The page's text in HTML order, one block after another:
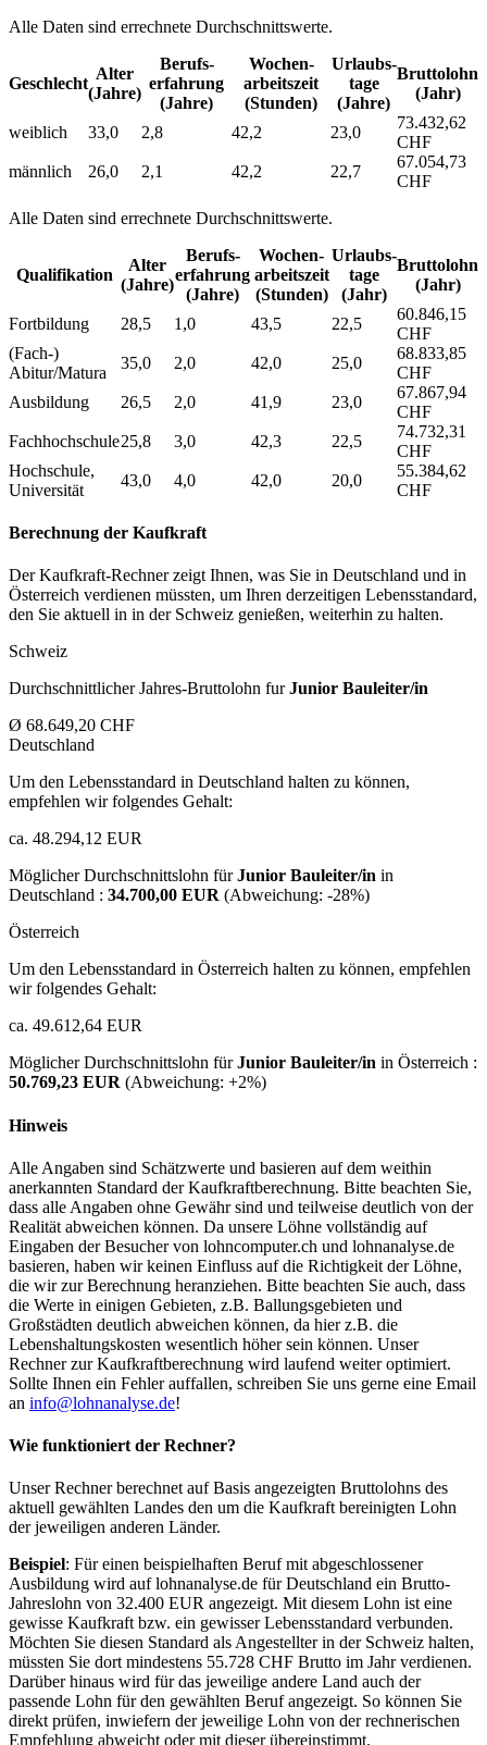
Alle Daten sind errechnete Durchschnittswerte.
Geschlecht
Alter
(Jahre)
Berufs­
erfahrung
(Jahre)
Wochen­
arbeitszeit
(Stunden)
Urlaubs­
tage
(Jahre)
Bruttolohn
(Jahr)
weiblich 33,0 2,8 42,2 23,0
73.432,62
CHF
männlich
26,0 2,1 42,2 22,7
67.054,73
CHF
Alle Daten sind errechnete Durchschnittswerte.
Qualifikation
Alter
(Jahre)
Berufs­
erfahrung
(Jahre)
Wochen­
arbeitszeit
(Stunden)
Urlaubs­
tage
(Jahr)
Bruttolohn
(Jahr)
Fortbildung 28,5 1,0 43,5 22,5
60.846,15
CHF
(Fach-)
Abitur/Matura
35,0 2,0 42,0 25,0
68.833,85
CHF
Ausbildung
26,5 2,0 41,9 23,0
67.867,94
CHF
Fachhochschule25,8 3,0 42,3 22,5
74.732,31
CHF
Hochschule,
Universität
43,0 4,0 42,0 20,0
55.384,62
CHF
Berechnung der Kaufkraft
Der Kaufkraft-Rechner zeigt Ihnen, was Sie in Deutschland und in
Österreich verdienen müssten, um Ihren derzeitigen Lebensstandard,
den Sie aktuell in in der Schweiz genießen, weiterhin zu halten.
Schweiz
Durchschnittlicher Jahres-Bruttolohn furJunior Bauleiter/in
Ø 68.649,20 CHF
Deutschland
Um den Lebensstandard in Deutschland halten zu können,
empfehlen wir folgendes Gehalt:
ca. 48.294,12 EUR
Möglicher Durchschnittslohn fürJunior Bauleiter/in in
Deutschland : 34.700,00 EUR (Abweichung: -28%)
Österreich
Um den Lebensstandard in Österreich halten zu können, empfehlen
wir folgendes Gehalt:
ca. 49.612,64 EUR
Möglicher Durchschnittslohn fürJunior Bauleiter/in in Österreich :
50.769,23 EUR (Abweichung: +2%)
Hinweis
Alle Angaben sind Schätzwerte und basieren auf dem weithin
anerkannten Standard der Kaufkraftberechnung. Bitte beachten Sie,
dass alle Angaben ohne Gewähr sind und teilweise deutlich von der
Realität abweichen können. Da unsere Löhne vollständig auf
Eingaben der Besucher von lohncomputer.ch und lohnanalyse.de
basieren, haben wir keinen Einfluss auf die Richtigkeit der Löhne,
die wir zur Berechnung heranziehen. Bitte beachten Sie auch, dass
die Werte in einigen Gebieten, z.B. Ballungsgebieten und
Großstädten deutlich abweichen können, da hier z.B. die
Lebenshaltungskosten wesentlich höher sein können. Unser
Rechner zur Kaufkraftberechnung wird laufend weiter optimiert.
Sollte Ihnen ein Fehler auffallen, schreiben Sie uns gerne eine Email
an info@lohnanalyse.de!
Wie funktioniert der Rechner?
Unser Rechner berechnet auf Basis angezeigten Bruttolohns des
aktuell gewählten Landes den um die Kaufkraft bereinigten Lohn
der jeweiligen anderen Länder.
Beispiel: Für einen beispielhaften Beruf mit abgeschlossener
Ausbildung wird auf lohnanalyse.de für Deutschland ein Brutto-
Jahreslohn von 32.400 EUR angezeigt. Mit diesem Lohn ist eine
gewisse Kaufkraft bzw. ein gewisser Lebensstandard verbunden.
Möchten Sie diesen Standard als Angestellter in der Schweiz halten,
müssten Sie dort mindestens 55.728 CHF Brutto im Jahr verdienen.
Darüber hinaus wird für das jeweilige andere Land auch der
passende Lohn für den gewählten Beruf angezeigt. So können Sie
direkt prüfen, inwiefern der jeweilige Lohn von der rechnerischen
Empfehlung abweicht oder mit dieser übereinstimmt.